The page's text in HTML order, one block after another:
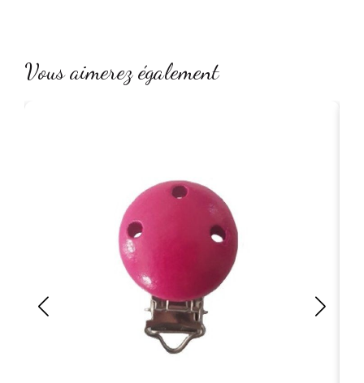
Vous aimerez également